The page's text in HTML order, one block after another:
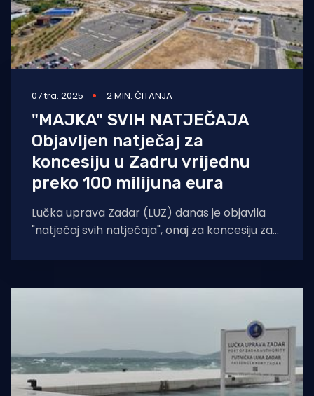
07 tra. 2025 2 MIN. ČITANJA
"MAJKA" SVIH NATJEČAJA
Objavljen natječaj za
koncesiju u Zadru vrijednu
preko 100 milijuna eura
Lučka uprava Zadar (LUZ) danas je objavila
"natječaj svih natječaja", onaj za koncesiju za